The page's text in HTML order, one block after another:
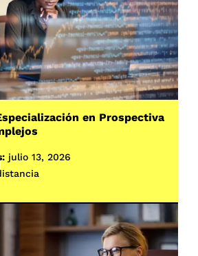
en Prospectiva
julio 13, 2026